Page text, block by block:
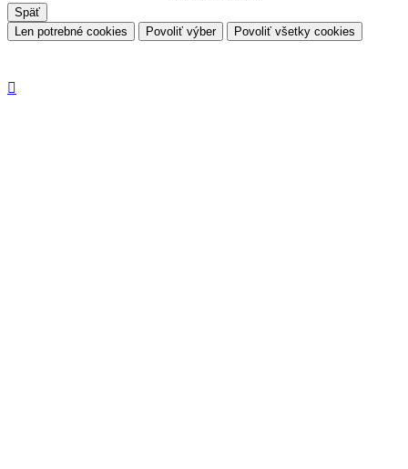
Späť
Len potrebné cookies
Povoliť výber Povoliť všetky cookies
